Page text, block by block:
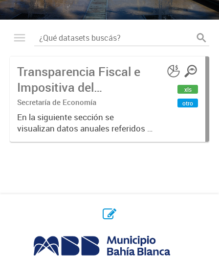
Transparencia Fiscal e
Impositiva del
Municipio. Año 2023
Secretaría de Economía
En la siguiente sección se
visualizan datos anuales referidos a
la transparencia fiscal e impositiva
xls
otro